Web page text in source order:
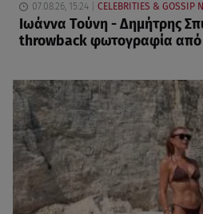
07.08.26, 15:24 CELEBRITIES & GOSSIP
Ιωάννα Τούνη - Δημήτρης
throwback φωτογραφία από